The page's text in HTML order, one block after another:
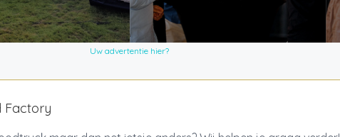
Uw advertentie hier?
Factory